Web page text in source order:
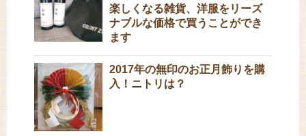
楽しくなる雑貨、洋服をリーズ
ナブルな価格で買うことができ
ます
2017年の無印のお正月飾りを購
入！ニトリは？